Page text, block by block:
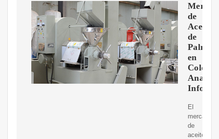
de
Aceite
de
Palma
en
El
mercado
de
aceite